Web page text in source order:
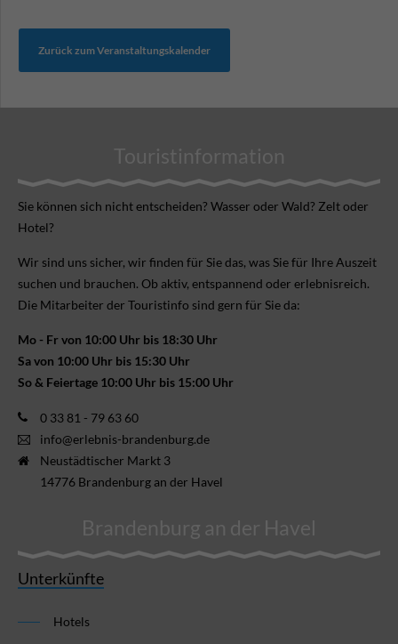
Zurück zum Veranstaltungskalender
Touristinformation
Sie können sich nicht ent­scheiden? Wasser oder Wald? Zelt oder
Hotel?
Wir sind uns sicher, wir finden für Sie das, was Sie für Ihre Aus­zeit
suchen und brauchen. Ob aktiv, ent­spannend oder erlebnis­reich.
Die Mitarbeiter der Touristinfo sind gern für Sie da:
Mo - Fr von 10:00 Uhr bis 18:30 Uhr
Sa von 10:00 Uhr bis 15:30 Uhr
So & Feiertage 10:00 Uhr bis 15:00 Uhr
0 33 81 - 79 63 60
info@erlebnis-brandenburg.de
Neustädtischer Markt 3
14776 Brandenburg an der Havel
Brandenburg an der Havel
Unterkünfte
Hotels